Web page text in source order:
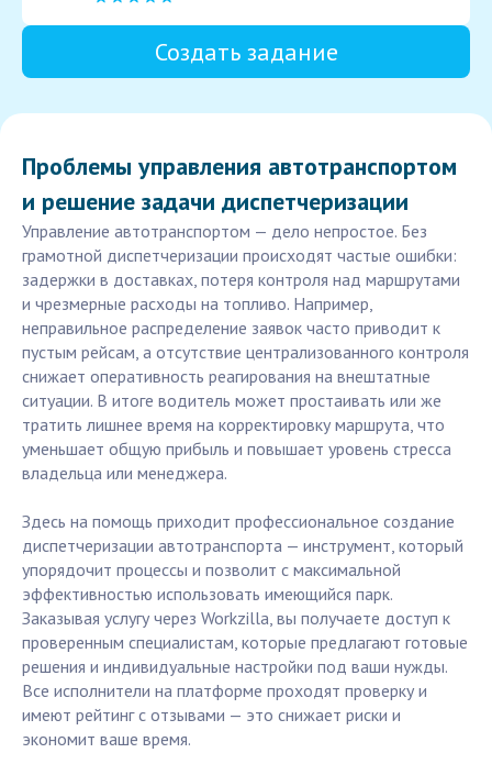
Создать задание
Проблемы управления автотранспортом
и решение задачи диспетчеризации
Управление автотранспортом — дело непростое. Без
грамотной диспетчеризации происходят частые ошибки:
задержки в доставках, потеря контроля над маршрутами
и чрезмерные расходы на топливо. Например,
неправильное распределение заявок часто приводит к
пустым рейсам, а отсутствие централизованного контроля
снижает оперативность реагирования на внештатные
ситуации. В итоге водитель может простаивать или же
тратить лишнее время на корректировку маршрута, что
уменьшает общую прибыль и повышает уровень стресса
владельца или менеджера.
Здесь на помощь приходит профессиональное создание
диспетчеризации автотранспорта — инструмент, который
упорядочит процессы и позволит с максимальной
эффективностью использовать имеющийся парк.
Заказывая услугу через Workzilla, вы получаете доступ к
проверенным специалистам, которые предлагают готовые
решения и индивидуальные настройки под ваши нужды.
Все исполнители на платформе проходят проверку и
имеют рейтинг с отзывами — это снижает риски и
экономит ваше время.